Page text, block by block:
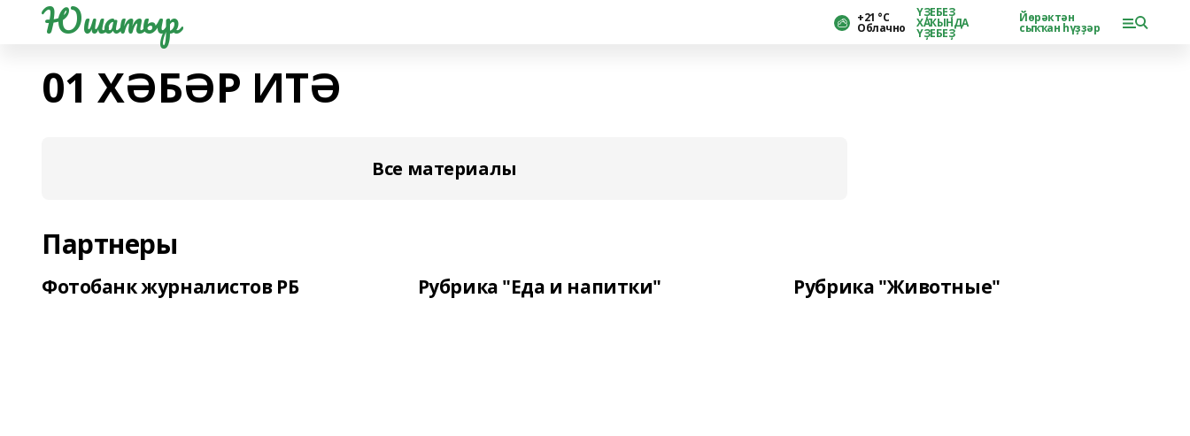
Юшатыр +21 °С
Облачно
ҮҘЕБЕҘ
ХАҠЫНДА
ҮҘЕБЕҘ
Йөрәктән
сыҡҡан һүҙҙәр
01 ХӘБӘР ИТӘ
Все материалы
Партнеры
Фотобанк журналистов РБ Рубрика "Еда и напитки" Рубрика "Животные"